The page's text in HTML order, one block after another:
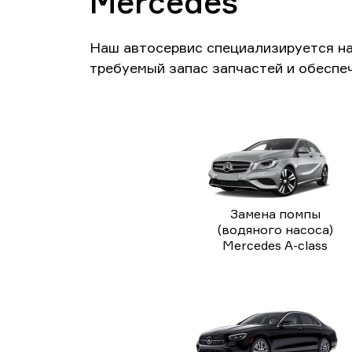
Наш автосервис специализируется
требуемый запас запчастей и
Замена помпы
(водяного насоса)
Mercedes A-class